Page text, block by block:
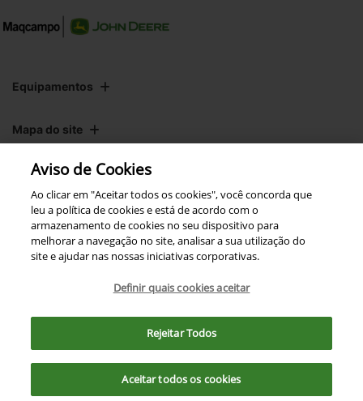
Equipamentos
Mapa do site
Política de privacidade
CNPJ: 00.970.771/0004-54
No trânsito, enxergar o outro
salva vidas.
Desenvolvido pela DEALERSPACE ® Direitos Reservados.
. Ao seguir com a navegação e visita você
concorda com nossas políticas.
Aviso de Cookies
Ao clicar em "Aceitar todos os cookies", você concorda que
leu a política de cookies e está de acordo com o
armazenamento de cookies no seu dispositivo para
melhorar a navegação no site, analisar a sua utilização do
site e ajudar nas nossas iniciativas corporativas.
Definir quais cookies aceitar
Rejeitar Todos
Aceitar todos os cookies